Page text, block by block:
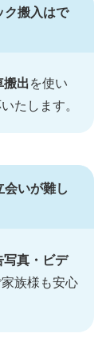
ク搬入はで
搬出を使い
たします。
会いが難し
写真・ビデ
族様も安心